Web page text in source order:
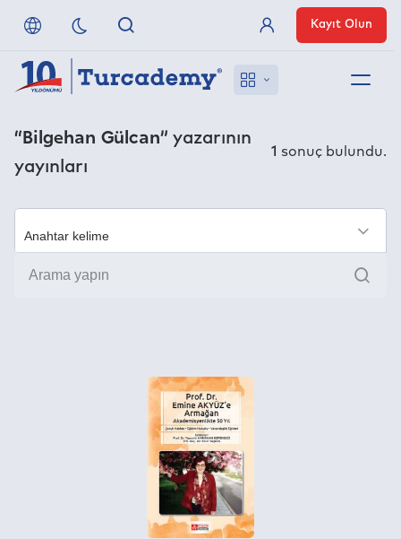
Referanslarımız
Uzaktan Erişim
Nasıl Erişirim
Üye Girişi
Kayıt Olun
“Bilgehan Gülcan” yazarının
yayınları
1 sonuç bulundu.
Ara